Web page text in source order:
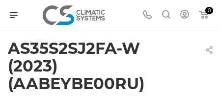
0
AS35S2SJ2FA-W
(2023)
(AABEYBE00RU)